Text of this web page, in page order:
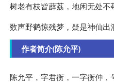
树老有枝皆薜荔，地闲无处不
数声野鹤惊残梦，疑是神仙出
作者简介(陈允平)
陈允平，字君衡，一字衡仲